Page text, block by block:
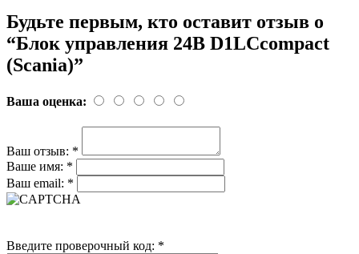
Будьте первым, кто оставит отзыв о
“Блок управления 24В D1LCcompact
(Scania)”
Ваша оценка:
Ваш отзыв: *
Ваше имя: *
Ваш email: *
Введите проверочный код: *